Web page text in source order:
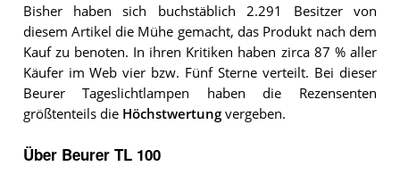
Bisher haben sich buchstäblich 2.291 Besitzer von
diesem Artikel die Mühe gemacht, das Produkt nach dem
Kauf zu benoten. In ihren Kritiken haben zirca 87 % aller
Käufer im Web vier bzw. Fünf Sterne verteilt. Bei dieser
Beurer Tageslichtlampen haben die Rezensenten
größtenteils die Höchstwertungvergeben.
Über Beurer TL 100